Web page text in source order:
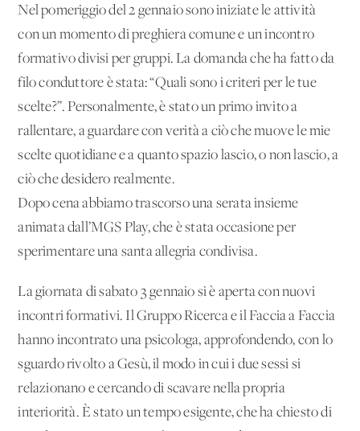
Nel pomeriggio del 2 gennaio sono iniziate le attività
con un momento di preghiera comune e un incontro
formativo divisi per gruppi. La domanda che ha fatto da
filo conduttore è stata: “Quali sono i criteri per le tue
scelte?”. Personalmente, è stato un primo invito a
rallentare, a guardare con verità a ciò che muove le mie
scelte quotidiane e a quanto spazio lascio, o non lascio, a
ciò che desidero realmente.
Dopo cena abbiamo trascorso una serata insieme
animata dall’MGS Play, che è stata occasione per
sperimentare una santa allegria condivisa.
La giornata di sabato 3 gennaio si è aperta con nuovi
incontri formativi. Il Gruppo Ricerca e il Faccia a Faccia
hanno incontrato una psicologa, approfondendo, con lo
sguardo rivolto a Gesù, il modo in cui i due sessi si
relazionano e cercando di scavare nella propria
interiorità. È stato un tempo esigente, che ha chiesto di